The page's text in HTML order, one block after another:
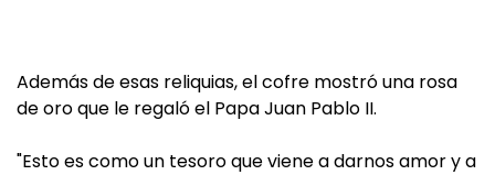
Además de esas reliquias, el cofre mostró una rosa
de oro que le regaló el Papa Juan Pablo II.
"Esto es como un tesoro que viene a darnos amor y a